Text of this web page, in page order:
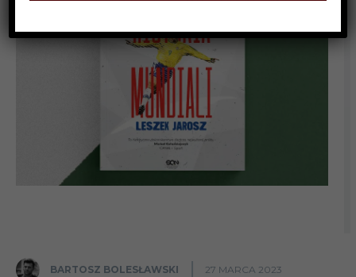
BARTOSZ BOLESŁAWSKI 27 MARCA 2023